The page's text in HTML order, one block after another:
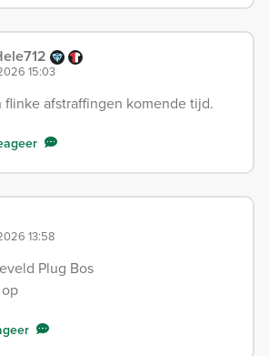
15:03
flinke afstraffingen komende tijd.
13:58
Plug Bos